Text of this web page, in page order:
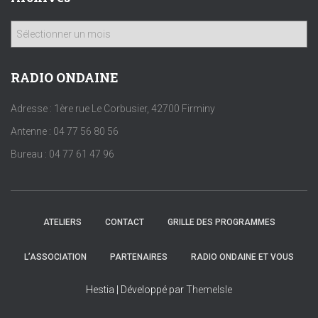
h
v
s
RADIO ONDAINE
Adresse : 1ère rue Le Corbusier, 42700 Firminy
Antenne : 04 77 56 80 56
Bureau : 04 77 61 47 96
ATELIERS CONTACT GRILLE DES PROGRAMMES
L’ASSOCIATION PARTENAIRES RADIO ONDAINE ET VOUS
Hestia | Développé parThemeIsle